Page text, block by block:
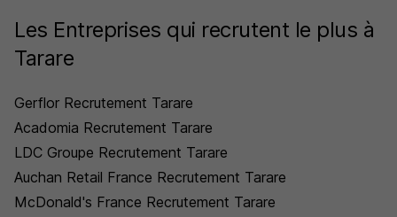
Les Entreprises qui recrutent le plus à
Tarare
Gerflor Recrutement Tarare
Acadomia Recrutement Tarare
LDC Groupe Recrutement Tarare
Auchan Retail France Recrutement Tarare
McDonald's France Recrutement Tarare